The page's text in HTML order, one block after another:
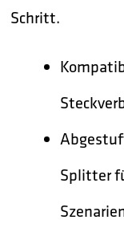
Schritt.
Splitter